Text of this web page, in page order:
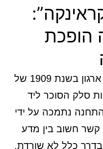
הופכת
אחד הפרקים המרכזיים — ארגון בשנת 1909 של
סלק הסוכר ליד
התחנה נתמכה על ידי
קשר חשוב בין מדע
כלל לא שורדת.